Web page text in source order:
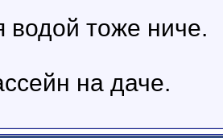
водой тоже ниче.
на даче.